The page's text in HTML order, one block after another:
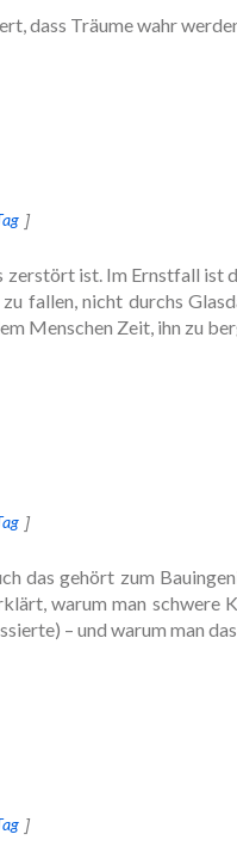
dass Träume wahr
ist. Im Ernstfall ist
fallen, nicht durchs
Menschen Zeit, ihn zu
das gehört zum
warum man schwere
– und warum man